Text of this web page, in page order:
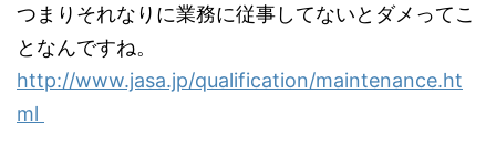
つまりそれなりに業務に従事してないとダメってこ
となんですね。
http://www.jasa.jp/qualification/maintenance.ht
ml